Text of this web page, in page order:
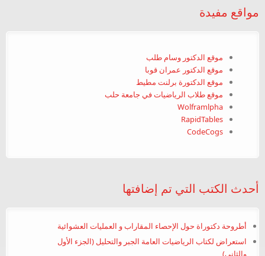
مواقع مفيدة
موقع الدكتور وسام طلب
موقع الدكتور عمران قوبا
موقع الدكتورة برلنت مطيط
موقع طلاب الرياضيات في جامعة حلب
Wolframlpha
RapidTables
CodeCogs
أحدث الكتب التي تم إضافتها
أطروحة دكتوراة حول الإحصاء المقاراب و العمليات العشوائية
استعراض لكتاب الرياضيات العامة الجبر والتحليل (الجزء الأول
والثاني)